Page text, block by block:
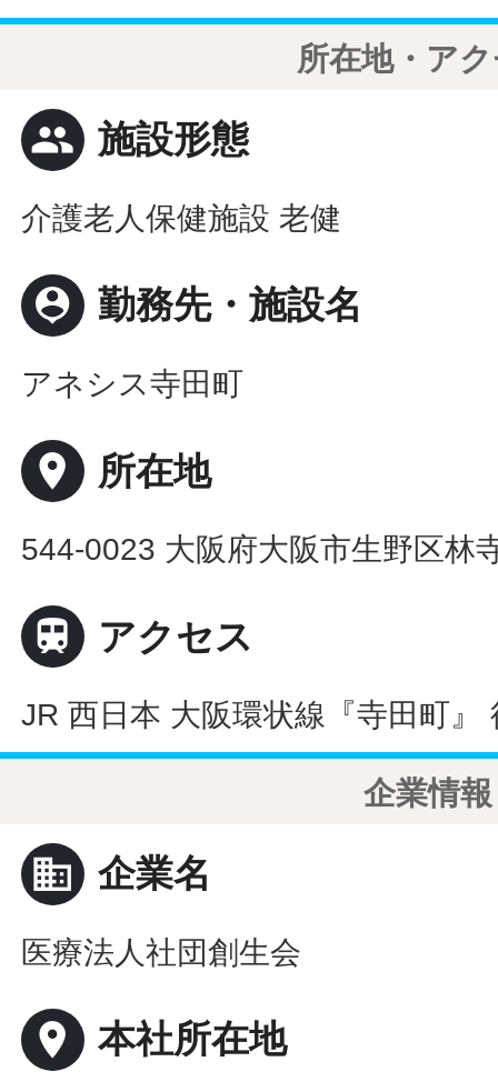
所在地・ア
people 施設形態
介護老人保健施設 老健
person_pin 勤務先・施設名
アネシス寺田町
place 所在地
544-0023 大阪府大阪市生野区林
 アクセス
JR 西日本 大阪環状線『寺田町』
企業情報
business 企業名
医療法人社団創生会
place 本社所在地